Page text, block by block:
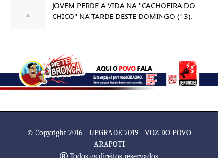
JOVEM PERDE A VIDA NA "CACHOEIRA DO
CHICO" NA TARDE DESTE DOMINGO (13).
© Copyright 2016 - UPGRADE 2019 - VOZ DO POVO
ARAPOTI
Todos os direitos reservados